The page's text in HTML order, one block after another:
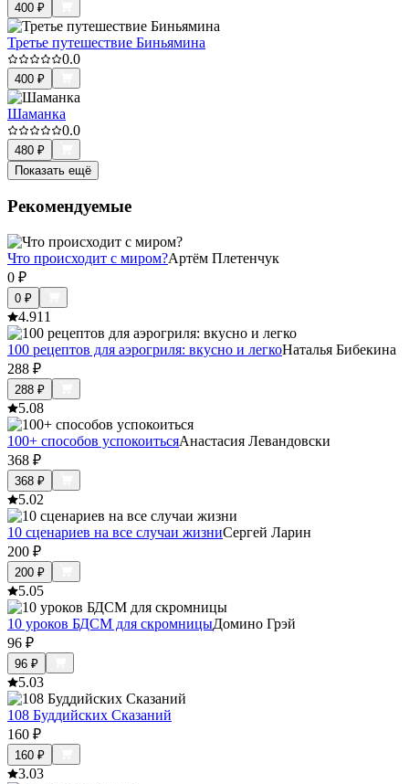
400 ₽
Третье путешествие Биньямина
0.0
400 ₽
Шаманка
0.0
480 ₽
Показать ещё
Рекомендуемые
Что происходит с миром?Артём Плетенчук
0 ₽
0 ₽
4.911
100 рецептов для аэрогриля: вкусно и легкоНаталья Бибекина
288 ₽
288 ₽
5.08
100+ способов успокоитьсяАнастасия Левандовски
368 ₽
368 ₽
5.02
10 сценариев на все случаи жизниСергей Ларин
200 ₽
200 ₽
5.05
10 уроков БДСМ для скромницыДомино Грэй
96 ₽
96 ₽
5.03
108 Буддийских Сказаний
160 ₽
160 ₽
3.03